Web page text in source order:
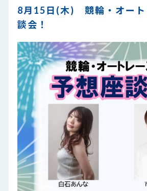
8月15日(木) 競輪・オート
談会！